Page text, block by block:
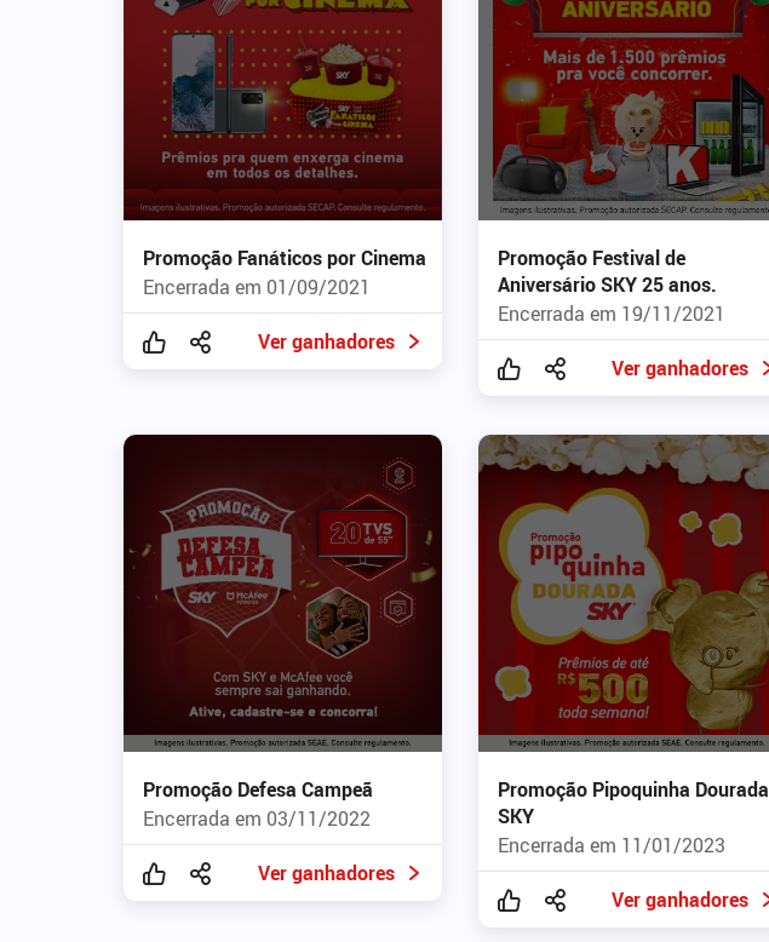
Promoção Fanáticos por Cinema
Encerrada em 01/09/2021
Ver ganhadores
Promoção Festival de
Aniversário SKY 25 anos.
Encerrada em 19/11/2021
Ver ganhadores
Promoção Defesa Campeã
Encerrada em 03/11/2022
Ver ganhadores
Promoção Pipoquinha Dourada
SKY
Encerrada em 11/01/2023
Ver ganhadores